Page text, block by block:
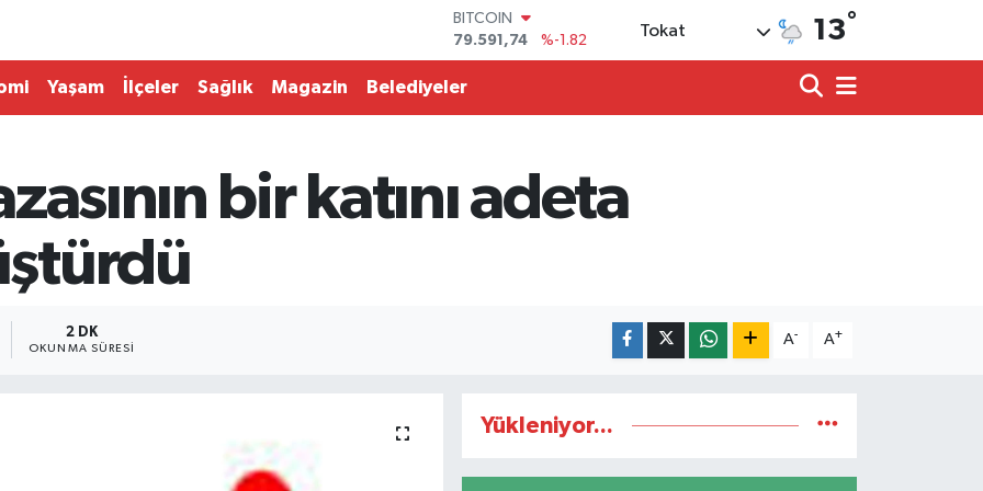
BITCOIN
79.591,74
%-1.82
DOLAR
45,43620
%0.18
G.ALTIN
6862,09000
%0.19
Tokat 13°
Yaşam İlçeler Sağlık Magazin Belediyeler
bir katını adeta
2 DK
OKUNMA SÜRESI
A- A+
Yükleniyor...